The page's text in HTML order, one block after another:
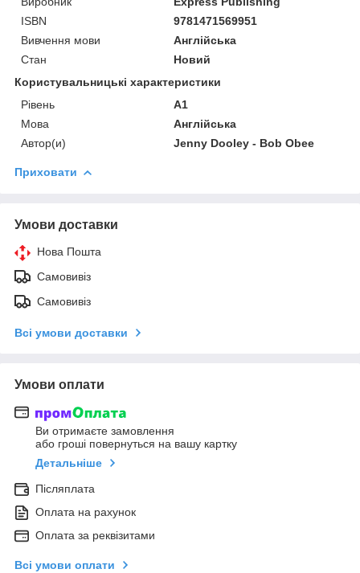
ISBN
9781471569951
Вивчення мови
Англійська
Стан
Новий
Користувальницькі характеристики
Рівень
A1
Мова
Англійська
Автор(и)
Jenny Dooley - Bob Obee
Приховати
Умови доставки
Нова Пошта
Самовивіз
Самовивіз
Всі умови доставки
Умови оплати
Ви отримаєте замовлення
або гроші повернуться на вашу картку
Детальніше
Післяплата
Оплата на рахунок
Оплата за реквізитами
Всі умови оплати